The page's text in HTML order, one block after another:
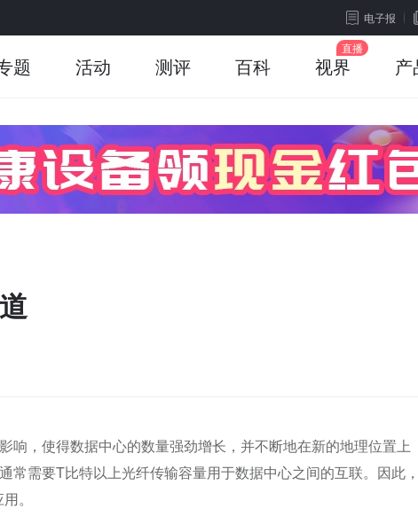
电子报
题 活动 测评 百科 视界 产
响，使得数据中心的数量强劲增长，并不断地在新的地理位置上
需要T比特以上光纤传输容量用于数据中心之间的互联。因此，
。